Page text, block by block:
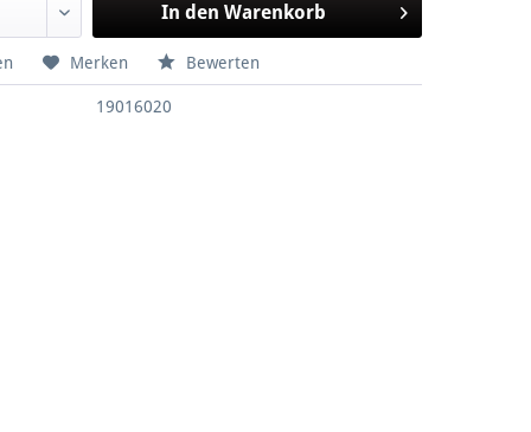
In den Warenkorb
Merken Bewerten
19016020